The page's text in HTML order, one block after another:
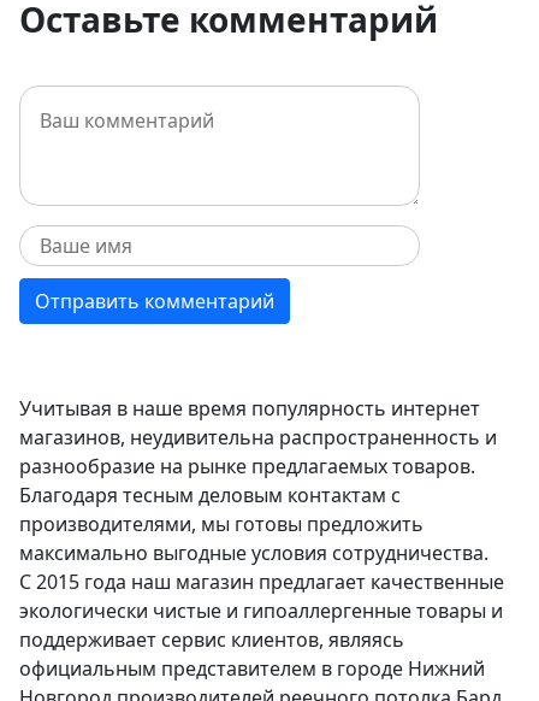
Оставьте комментарий
Учитывая в наше время популярность интернет
магазинов, неудивительна распространенность и
разнообразие на рынке предлагаемых товаров.
Благодаря тесным деловым контактам с
производителями, мы готовы предложить
максимально выгодные условия сотрудничества.
С 2015 года наш магазин предлагает качественные
экологически чистые и гипоаллергенные товары и
поддерживает сервис клиентов, являясь
официальным представителем в городе Нижний